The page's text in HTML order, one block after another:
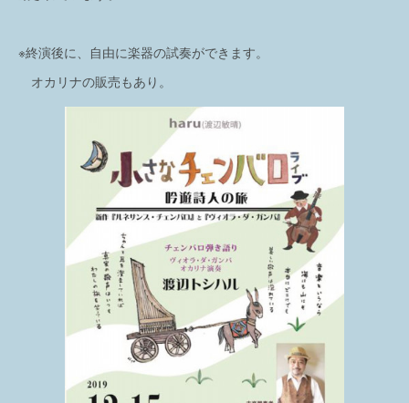
※終演後に、自由に楽器の試奏ができます。
オカリナの販売もあり。